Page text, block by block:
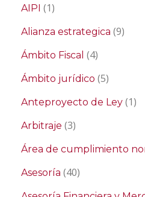
AIPI (1)
Alianza estrategica (9)
Ámbito Fiscal (4)
Ámbito jurídico (5)
Anteproyecto de Ley (1)
Arbitraje (3)
Área de cumplimiento
Asesoría (40)